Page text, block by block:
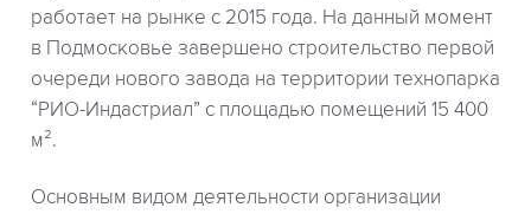
работает на рынке с 2015 года. На данный момент
в Подмосковье завершено строительство первой
очереди нового завода на территории технопарка
“РИО-Индастриал” с площадью помещений 15 400
м².
Основным видом деятельности организации